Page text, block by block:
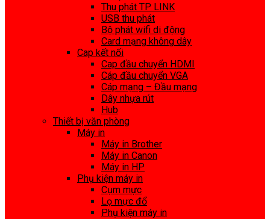
Thu phát TP LINK
USB thu phát
Bộ phát wifi di động
Card mạng không dây
Cap kết nối
Cap đầu chuyển HDMI
Cáp đầu chuyển VGA
Cáp mạng – Đầu mạng
Dây nhựa rút
Hub
Thiết bị văn phòng
Máy in
Máy in Brother
Máy in Canon
Máy in HP
Phụ kiện máy in
Cụm mực
Lọ mực đổ
Phụ kiện máy in